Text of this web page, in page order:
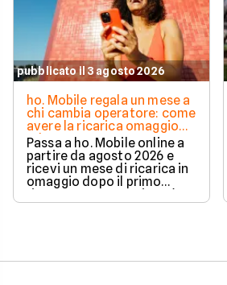
pubblicato il 3 agosto 2026
ho. Mobile regala un mese a
chi cambia operatore: come
avere la ricarica omaggio
ad agosto 2026
Passa a ho. Mobile online a
partire da agosto 2026 e
ricevi un mese di ricarica in
omaggio dopo il primo
rinnovo. La promozione è
valida per chi richiede la
modo automatico.